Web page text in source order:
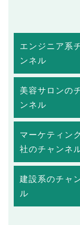
エンジニア系
ンネル
美容サロンの
ンネル
マーケティン
社のチャンネ
建設系のチャ
ル